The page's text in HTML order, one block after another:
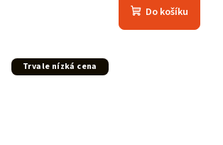
Do košíku
Trvale nízká cena